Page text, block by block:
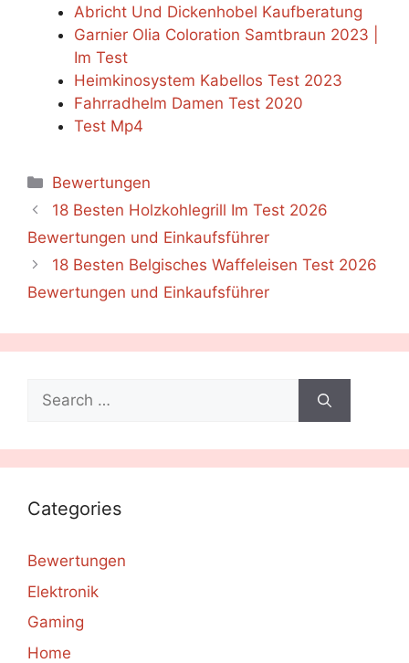
Abricht Und Dickenhobel Kaufberatung
Garnier Olia Coloration Samtbraun 2023 |
Im Test
Heimkinosystem Kabellos Test 2023
Fahrradhelm Damen Test 2020
Test Mp4
Categories
Bewertungen
18 Besten Holzkohlegrill Im Test 2026
Bewertungen und Einkaufsführer
18 Besten Belgisches Waffeleisen Test 2026
Bewertungen und Einkaufsführer
Search
for:
Categories
Bewertungen
Elektronik
Gaming
Home